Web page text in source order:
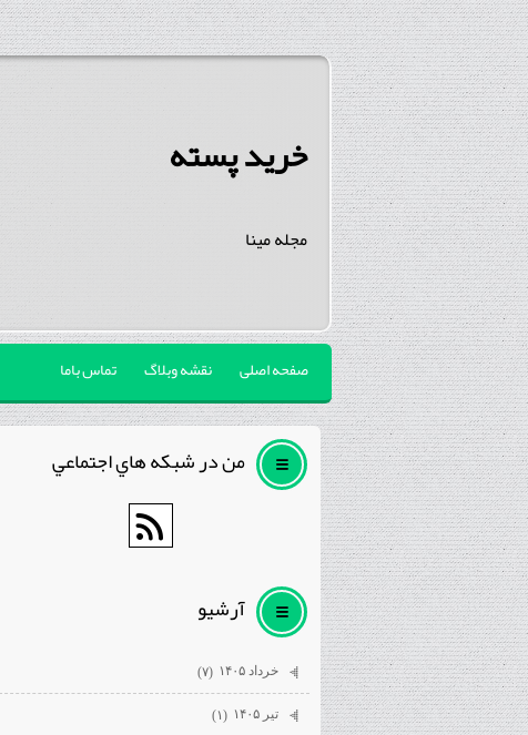
خرید پسته
مجله مینا
صفحه اصلی نقشه وبلاگ تماس باما
من در شبكه هاي اجتماعي
آرشيو
خرداد ۱۴۰۵ (۷)
تیر ۱۴۰۵ (۱)